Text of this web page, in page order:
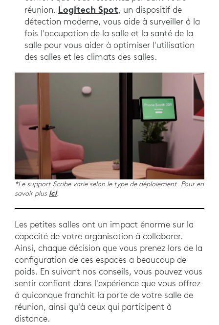
réunion. Logitech Spot, un dispositif de
détection moderne, vous aide à surveiller à la
fois l'occupation de la salle et la santé de la
salle pour vous aider à optimiser l'utilisation
des salles et les climats des salles.
*Le support Scribe varie selon le type de déploiement. Pour en
savoir plus ici.
Les petites salles ont un impact énorme sur la
capacité de votre organisation à collaborer.
Ainsi, chaque décision que vous prenez lors de la
configuration de ces espaces a beaucoup de
poids. En suivant nos conseils, vous pouvez vous
sentir confiant dans l'expérience que vous offrez
à quiconque franchit la porte de votre salle de
réunion, ainsi qu'à ceux qui participent à
distance.